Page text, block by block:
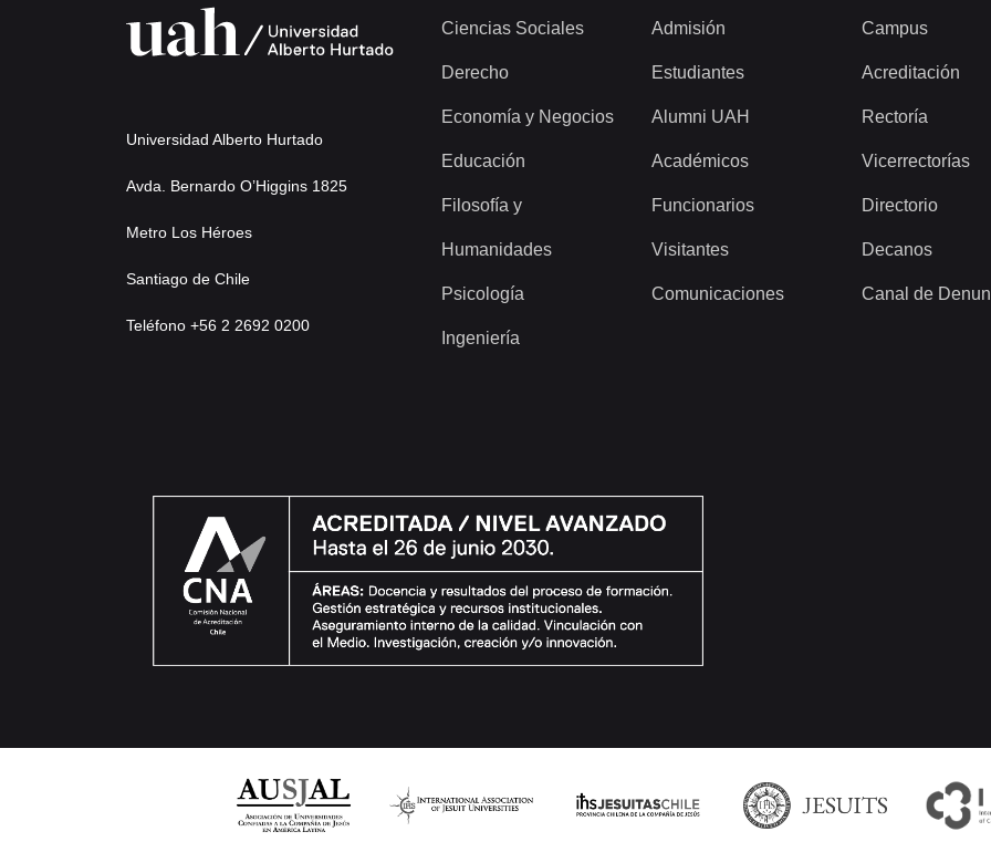
Universidad Alberto Hurtado
Avda. Bernardo O’Higgins 1825
Metro Los Héroes
Santiago de Chile
Teléfono +56 2 2692 0200
Ciencias Sociales
Derecho
Economía y Negocios
Educación
Filosofía y
Humanidades
Psicología
Ingeniería
Admisión
Estudiantes
Alumni UAH
Académicos
Funcionarios
Visitantes
Comunicaciones
Campus
Acreditación
Rectoría
Vicerrectorías
Directorio
Decanos
Canal de